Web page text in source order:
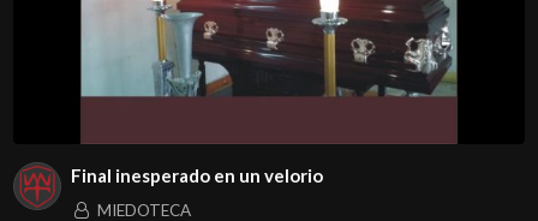
Final inesperado en un velorio
MIEDOTECA